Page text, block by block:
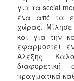
για τα social
ένα από τα
χώρας. Μίλησε
και για την
εφαρμοστεί
Αλέξης
πραγματικά